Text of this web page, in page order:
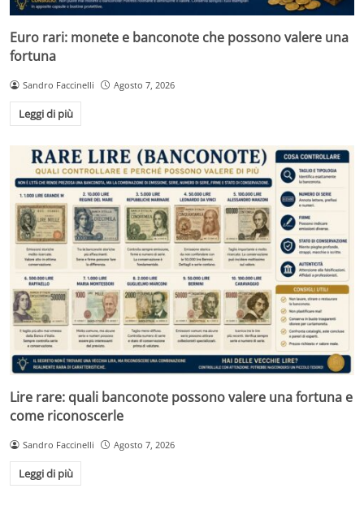
Euro rari: monete e banconote che possono valere una
fortuna
Sandro Faccinelli Agosto 7, 2026
Leggi di più
Lire rare: quali banconote possono valere una fortuna e
come riconoscerle
Sandro Faccinelli Agosto 7, 2026
Leggi di più